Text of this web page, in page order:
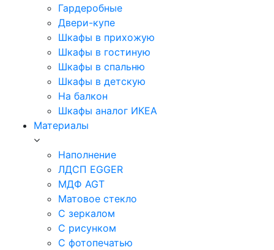
Гардеробные
Двери-купе
Шкафы в прихожую
Шкафы в гостиную
Шкафы в спальню
Шкафы в детскую
На балкон
Шкафы аналог ИКЕА
Материалы
Наполнение
ЛДСП EGGER
МДФ AGT
Матовое стекло
С зеркалом
С рисунком
С фотопечатью